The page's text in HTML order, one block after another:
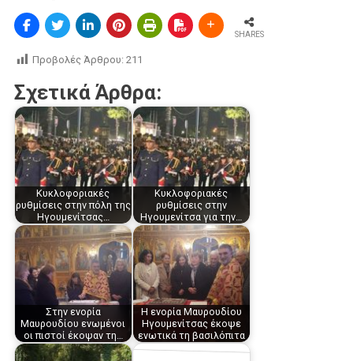
SHARES
Προβολές Άρθρου: 211
Σχετικά Άρθρα:
Κυκλοφοριακές
ρυθμίσεις στην πόλη της
Ηγουμενίτσας…
Κυκλοφοριακές
ρυθμίσεις στην
Ηγουμενίτσα για την…
Στην ενορία
Μαυρουδίου ενωμένοι
οι πιστοί έκοψαν τη…
Η ενορία Μαυρουδίου
Ηγουμενίτσας έκοψε
ενωτικά τη βασιλόπιτα